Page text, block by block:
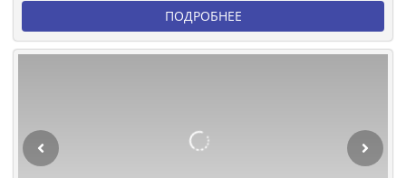
ПОДРОБНЕЕ